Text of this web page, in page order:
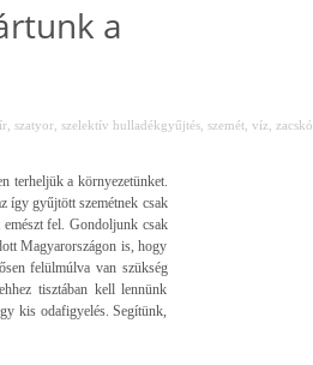
a
, szatyor, szelektív hulladékgyűjtés, szemét, víz zacskó
terheljük a környezetünket.
így gyűjtött szemétnek csak
emészt fel. Gondoljunk csak
Magyarországon is, hogy
felülmúlva van szükség
tisztában kell lennünk
kis odafigyelés. Segítünk,